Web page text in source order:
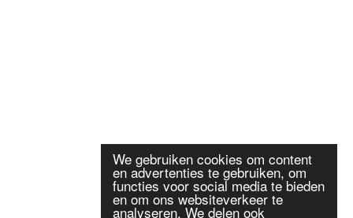
We gebruiken cookies om content
en advertenties te gebruiken, om
functies voor social media te bieden
en om ons websiteverkeer te
analyseren. We delen ook